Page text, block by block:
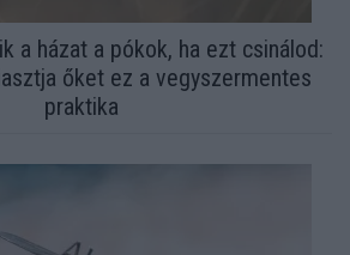
a házat a pókok, ha ezt csinálod:
őket ez a vegyszermentes
praktika